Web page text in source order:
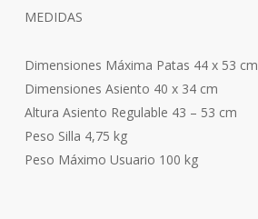
MEDIDAS
Dimensiones Máxima Patas 44 x 53 cm
Dimensiones Asiento 40 x 34 cm
Altura Asiento Regulable 43 – 53 cm
Peso Silla 4,75 kg
Peso Máximo Usuario 100 kg